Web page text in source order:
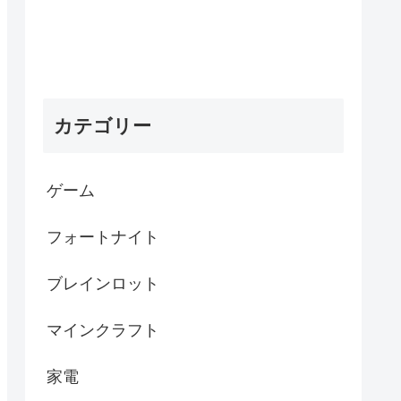
カテゴリー
ゲーム
フォートナイト
ブレインロット
マインクラフト
家電